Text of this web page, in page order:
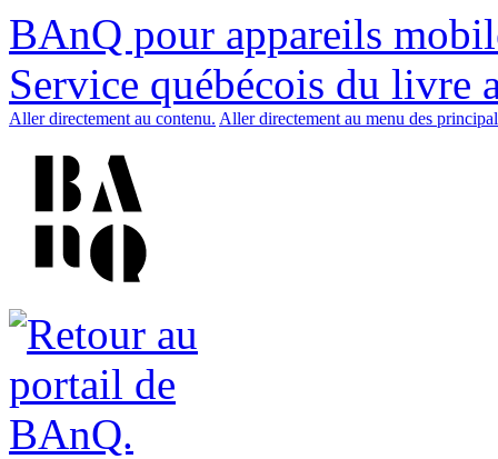
BAnQ pour appareils
Service québécois du livre
Aller directement au contenu. Aller directement au menu des